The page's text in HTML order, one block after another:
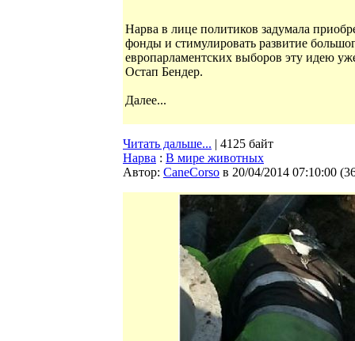
Нарва в лице политиков задумала
фонды и стимулировать развитие
европарламентских выборов эту идею
Остап Бендер.
Далее...
Читать дальше... | 4125 байт
Нарва : В мире животных
Автор: CaneCorso в 20/04/2014 07:10:00 (